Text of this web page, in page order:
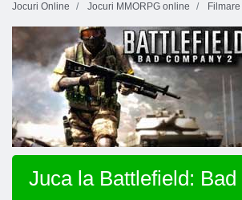
Jocuri Online Jocuri MMORPG online Filmare
Juca la Battlefield: